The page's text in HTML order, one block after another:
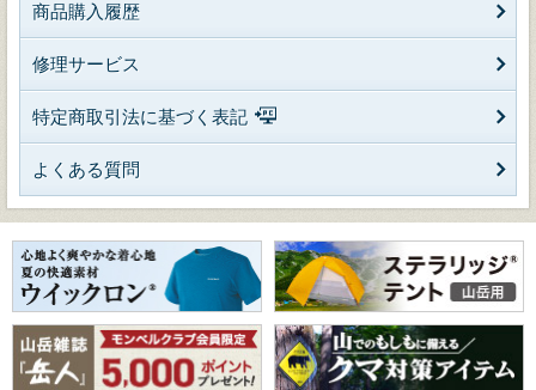
商品購入履歴
修理サービス
特定商取引法に基づく表記
よくある質問